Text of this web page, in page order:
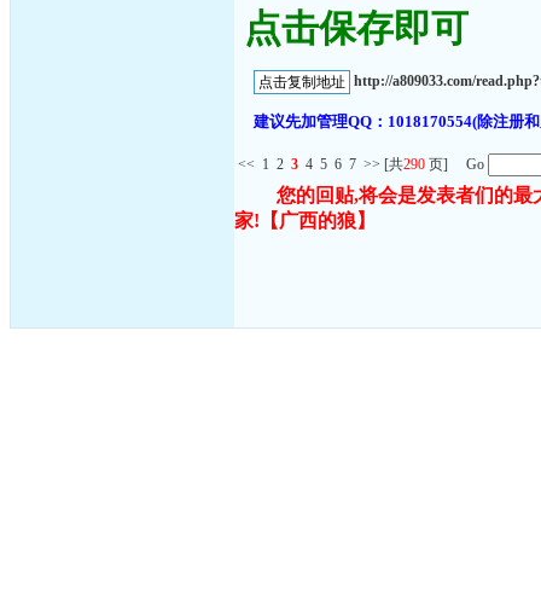
点击保存即可
http://a809033.com/
建议先加管理QQ：1018170554(除注册
<< 1 2 3 4 5 6 7 >> [共290 页] Go
您的回贴,将会是发表者们的
家! 【广西的狼】